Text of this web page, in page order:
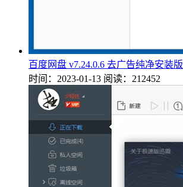
百度网盘 v7.24.0.6 去广告纯净安装版
时间：2023-01-13 阅读：212452